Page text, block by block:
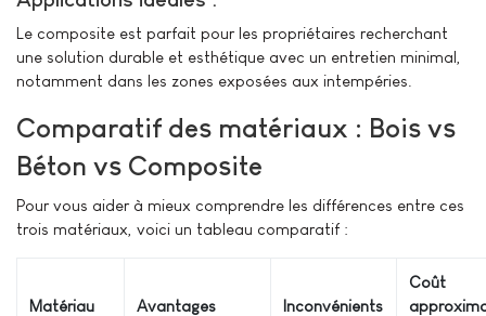
Le composite est parfait pour les propriétaires recherchant
une solution durable et esthétique avec un entretien minimal,
notamment dans les zones exposées aux intempéries.
Comparatif des matériaux : Bois vs
Béton vs Composite
Pour vous aider à mieux comprendre les différences entre ces
trois matériaux, voici un tableau comparatif :
Matériau Avantages Inconvénients
Coût